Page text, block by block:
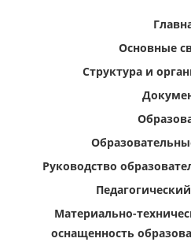
Основные
Структура и
Руководство
Материально-
оснащенность